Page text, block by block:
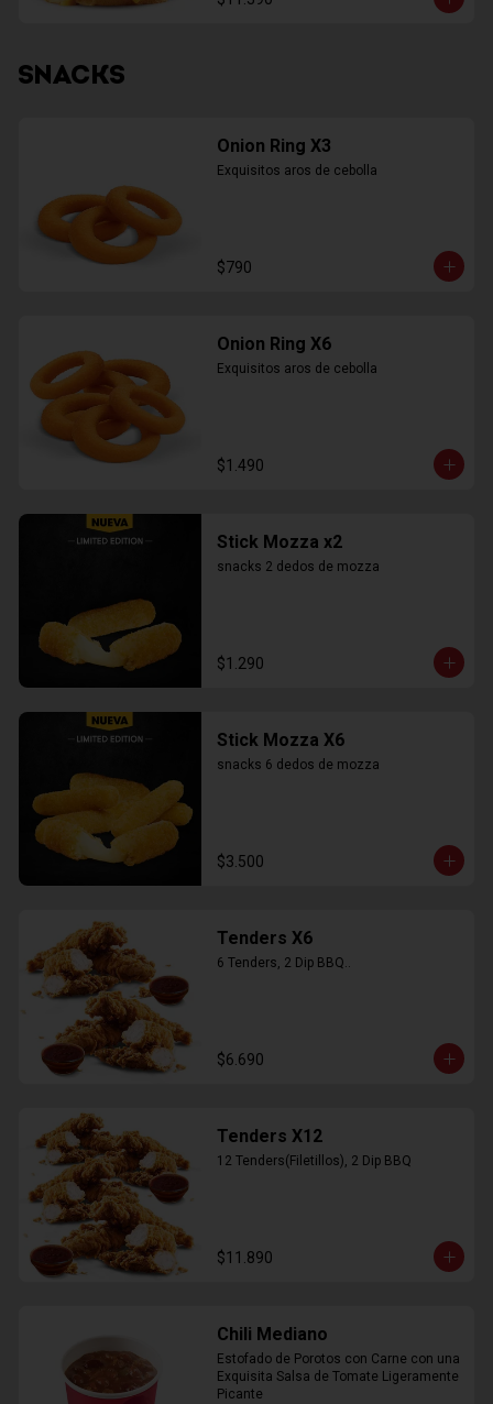
SNACKS
Onion Ring X3
Exquisitos aros de cebolla
$790
Onion Ring X6
Exquisitos aros de cebolla
$1.490
Stick Mozza x2
snacks 2 dedos de mozza
$1.290
Stick Mozza X6
snacks 6 dedos de mozza
$3.500
Tenders X6
6 Tenders, 2 Dip BBQ..
$6.690
Tenders X12
12 Tenders(Filetillos), 2 Dip BBQ
$11.890
Chili Mediano
Estofado de Porotos con Carne con una
Exquisita Salsa de Tomate Ligeramente
Picante